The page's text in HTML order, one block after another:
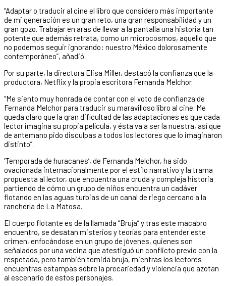
“Adaptar o traducir al cine el libro que considero más importante
de mi generación es un gran reto, una gran responsabilidad y un
gran gozo. Trabajar en aras de llevar a la pantalla una historia tan
potente que además retrata, como un microcosmos, aquello que
no podemos seguir ignorando: nuestro México dolorosamente
contemporáneo”, añadió.
Por su parte, la directora Elisa Miller, destacó la confianza que la
productora, Netflix y la propia escritora Fernanda Melchor.
“Me siento muy honrada de contar con el voto de confianza de
Fernanda Melchor para traducir su maravilloso libro al cine. Me
queda claro que la gran dificultad de las adaptaciones es que cada
lector imagina su propia película, y ésta va a ser la nuestra, así que
de antemano pido disculpas a todos los lectores que lo imaginaron
distinto”.
‘Temporada de huracanes’, de Fernanda Melchor, ha sido
ovacionada internacionalmente por el estilo narrativo y la trama
propuesta al lector, que encuentra una cruda y compleja historia
partiendo de cómo un grupo de niños encuentra un cadáver
flotando en las aguas turbias de un canal de riego cercano a la
ranchería de La Matosa.
El cuerpo flotante es de la llamada “Bruja” y tras este macabro
encuentro, se desatan misterios y teorías para entender este
crimen, enfocándose en un grupo de jóvenes, quienes son
señalados por una vecina que atestiguó un conflicto previo con la
respetada, pero también temida bruja, mientras los lectores
encuentras estampas sobre la precariedad y violencia que azotan
al escenario de estos personajes.